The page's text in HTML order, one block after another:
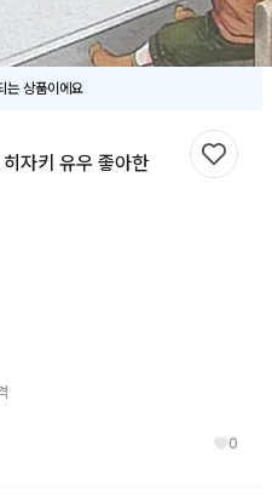
는 상품이에요
자키 유우 좋아한
0
찜하기